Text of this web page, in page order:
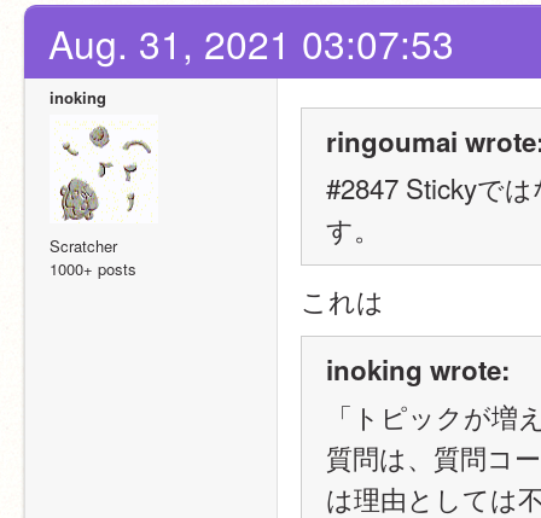
Aug. 31, 2021 03:07:53
inoking
Scratcher
1000+ posts
ringoumai
#2847 Stickyで
す。
これは
inoking wrote:
「トピックが
質問は、質問コ
は理由としては